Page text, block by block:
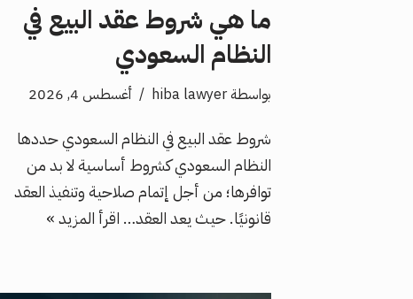
ما هي شروط عقد البيع في
النظام السعودي
بواسطةhiba lawyer أغسطس 4, 2026
شروط عقد البيع في النظام السعودي حددها
النظام السعودي كشروط أساسية لا بد من
توافرها؛ من أجل إتمام صلاحية وتنفيذ العقد
قانونيًا. حيث يعد العقد… اقرأ المزيد »